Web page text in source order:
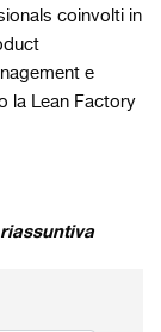
coinvolti in
e
la Lean Factory